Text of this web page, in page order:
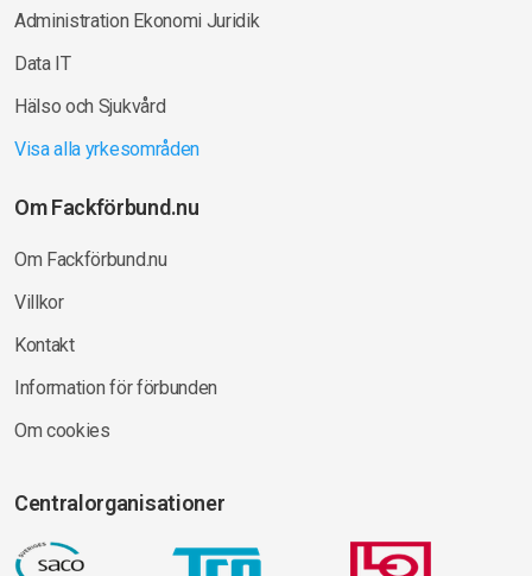
Administration Ekonomi Juridik
Data IT
Hälso och Sjukvård
Visa alla yrkesområden
Om Fackförbund.nu
Om Fackförbund.nu
Villkor
Kontakt
Information för förbunden
Om cookies
Centralorganisationer